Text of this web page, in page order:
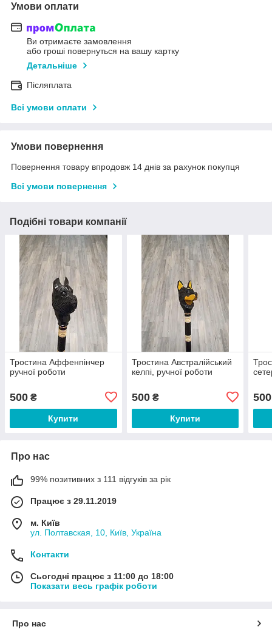
Умови оплати
Ви отримаєте замовлення
або гроші повернуться на вашу картку
Детальніше
Післяплата
Всі умови оплати
Умови повернення
Повернення товару впродовж 14 днів за рахунок покупця
Всі умови повернення
Подібні товари компанії
Тростина Аффенпінчер
ручної роботи
500 ₴
Купити
Тростина Австралійський
келпі, ручної роботи
500₴
Купити
500
Про нас
99% позитивних з 111 відгуків за рік
Працює з 29.11.2019
м. Київ
ул. Полтавская, 10, Київ, Україна
Контакти
Сьогодні працює з 11:00 до 18:00
Показати весь графік роботи
Про нас